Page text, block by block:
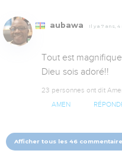
aubawa Il y a 7 ans,
Tout est
Dieu sois adoré!!
23 personnes ont dit
AMEN
Afficher tous les 46